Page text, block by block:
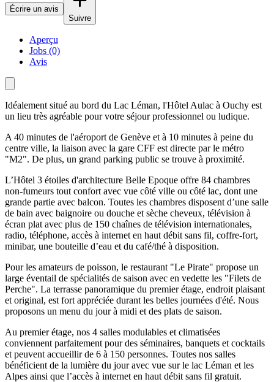
Écrire un avis
Suivre
Aperçu
Jobs (0)
Avis
Idéalement situé au bord du Lac Léman, l'Hôtel Aulac à Ouchy est
un lieu très agréable pour votre séjour professionnel ou ludique.
A 40 minutes de l'aéroport de Genève et à 10 minutes à peine du
centre ville, la liaison avec la gare CFF est directe par le métro
"M2". De plus, un grand parking public se trouve à proximité.
L’Hôtel 3 étoiles d'architecture Belle Epoque offre 84 chambres
non-fumeurs tout confort avec vue côté ville ou côté lac, dont une
grande partie avec balcon. Toutes les chambres disposent d’une salle
de bain avec baignoire ou douche et sèche cheveux, télévision à
écran plat avec plus de 150 chaînes de télévision internationales,
radio, téléphone, accès à internet en haut débit sans fil, coffre-fort,
minibar, une bouteille d’eau et du café/thé à disposition.
Pour les amateurs de poisson, le restaurant "Le Pirate" propose un
large éventail de spécialités de saison avec en vedette les "Filets de
Perche". La terrasse panoramique du premier étage, endroit plaisant
et original, est fort appréciée durant les belles journées d'été. Nous
proposons un menu du jour à midi et des plats de saison.
Au premier étage, nos 4 salles modulables et climatisées
conviennent parfaitement pour des séminaires, banquets et cocktails
et peuvent accueillir de 6 à 150 personnes. Toutes nos salles
bénéficient de la lumière du jour avec vue sur le lac Léman et les
Alpes ainsi que l’accès à internet en haut débit sans fil gratuit.